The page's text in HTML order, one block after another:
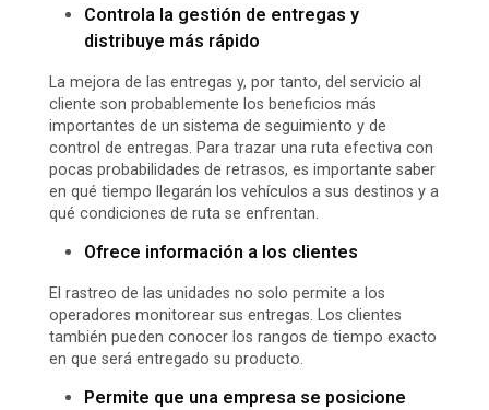
Controla la gestión de entregas y
distribuye más rápido
La mejora de las entregas y, por tanto, del servicio al
cliente son probablemente los beneficios más
importantes de un sistema de seguimiento y de
control de entregas. Para trazar una ruta efectiva con
pocas probabilidades de retrasos, es importante saber
en qué tiempo llegarán los vehículos a sus destinos y a
qué condiciones de ruta se enfrentan.
Ofrece información a los clientes
El rastreo de las unidades no solo permite a los
operadores monitorear sus entregas. Los clientes
también pueden conocer los rangos de tiempo exacto
en que será entregado su producto.
Permite que una empresa se posicione